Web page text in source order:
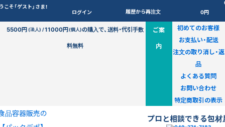
こそ「ゲスト」さま！
ログイン 履歴から再注文
0円
5500円(法人) /11000円(個人)の購入で、送料・代引手数
料無料
ご案
内
初めてのお客様
お支払い・配送
注文の取り消し・返
品
よくある質問
お問い合わせ
特定商取引の表示
品容器販売の
プロと相談できる包材